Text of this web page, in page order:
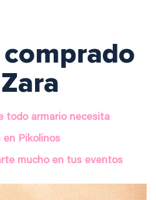
todo armario necesita
en Pikolinos
mucho en tus eventos